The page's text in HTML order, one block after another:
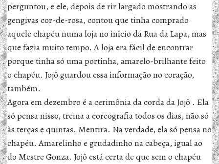
perguntou, e ele, depois de rir largado mostrando as
gengivas cor-de-rosa, contou que tinha comprado
aquele chapéu numa loja no início da Rua da Lapa, mas
que fazia muito tempo. A loja era fácil de encontrar
porque tinha só uma portinha, amarelo-brilhante feito
o chapéu. Jojô guardou essa informação no coração,
também.
Agora em dezembro é a cerimônia da corda da Jojô . Ela
só pensa nisso, treina a coreografia todos os dias, não só
às terças e quintas. Mentira. Na verdade, ela só pensa no
chapéu. Amarelinho e grudadinho na cabeça, igual ao
do Mestre Gonza. Jojô está certa de que sem o chapéu